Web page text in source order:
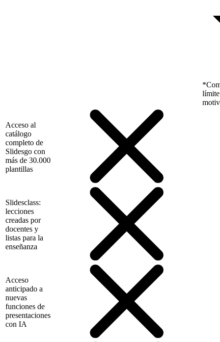
límite
Acceso al
catálogo
completo de
Slidesgo con
más de 30.000
plantillas
Slidesclass:
lecciones
creadas por
docentes y
listas para la
enseñanza
Acceso
anticipado a
nuevas
funciones de
presentaciones
con IA